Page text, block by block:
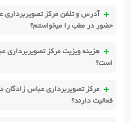
آدرس و تلفن مرکز تصویربرداری
حضور در مطب را میخواستم؟
هزینه ویزیت مرکز تصویربرداری
است؟
مرکز تصویربرداری عباس زادگان
فعالیت دارند؟